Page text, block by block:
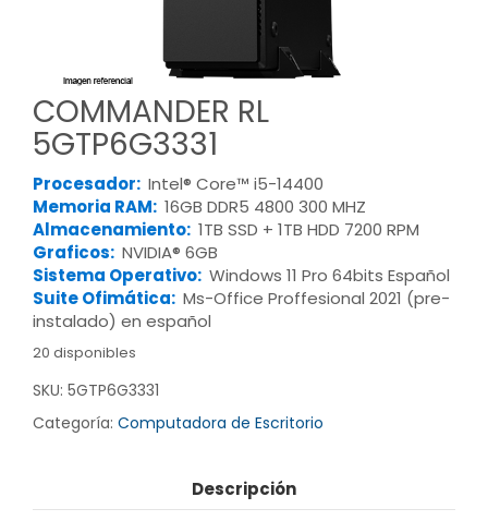
COMMANDER RL
5GTP6G3331
Procesador: Intel® Core™ i5-14400
Memoria RAM: 16GB DDR5 4800 300 MHZ
Almacenamiento: 1TB SSD + 1TB HDD 7200 RPM
Graficos: NVIDIA® 6GB
Sistema Operativo: Windows 11 Pro 64bits Español
Suite Ofimática: Ms-Office Proffesional 2021 (pre-
instalado) en español
20 disponibles
SKU: 5GTP6G3331
Categoría: Computadora de Escritorio
Descripción